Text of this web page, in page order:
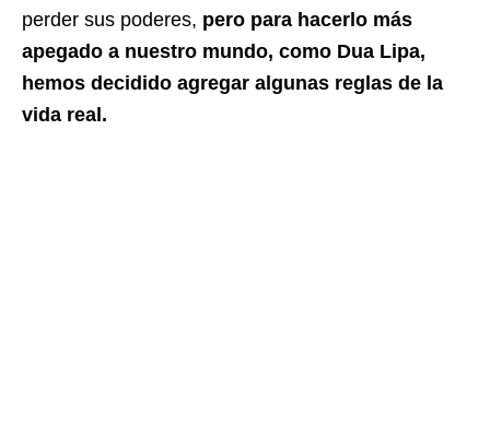
perder sus poderes, pero para hacerlo más
apegado a nuestro mundo, como Dua Lipa,
hemos decidido agregar algunas reglas de la
vida real.